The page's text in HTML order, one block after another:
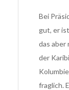
Bei
gut, er
das aber
der
fraglich.